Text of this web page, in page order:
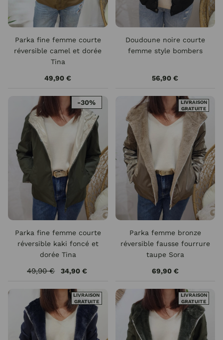
Parka fine femme courte
réversible camel et dorée
Tina
49,90 €
Doudoune noire courte
femme style bombers
56,90 €
Parka fine femme courte
réversible kaki foncé et
dorée Tina
49,90 € 34,90 €
-30%
LIVRAISON
GRATUITE
Parka femme bronze
réversible fausse fourrure
taupe Sora
69,90 €
LIVRAISON
GRATUITE
LIVRAISON
GRATUITE